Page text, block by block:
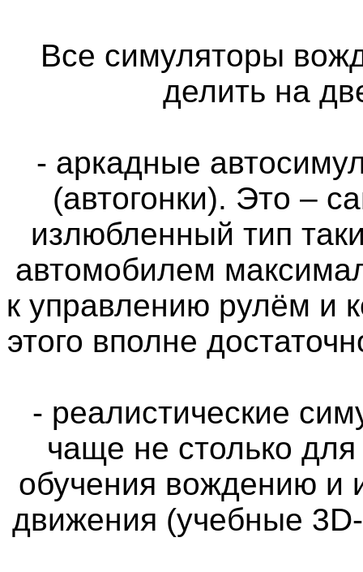
Все симуляторы
делить на
- аркадные
(автогонки). Это –
излюбленный тип
автомобилем
к управлению рулём и
этого вполне
- реалистические
чаще не столько
обучения вождению и
движения (учебные